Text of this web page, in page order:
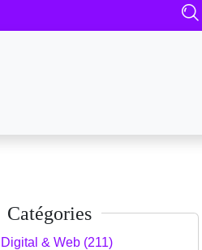
Catégories
Digital & Web (211)